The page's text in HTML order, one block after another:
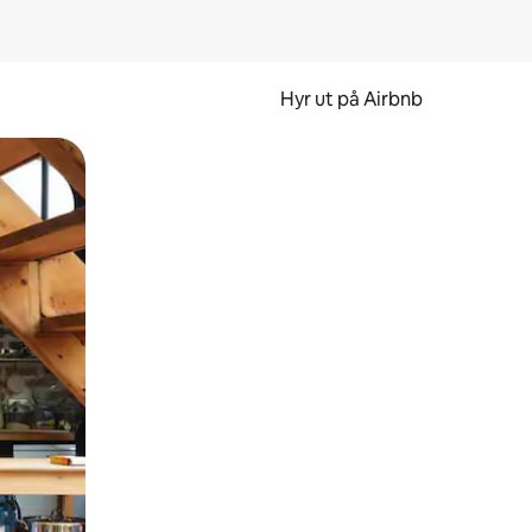
Hyr ut på Airbnb